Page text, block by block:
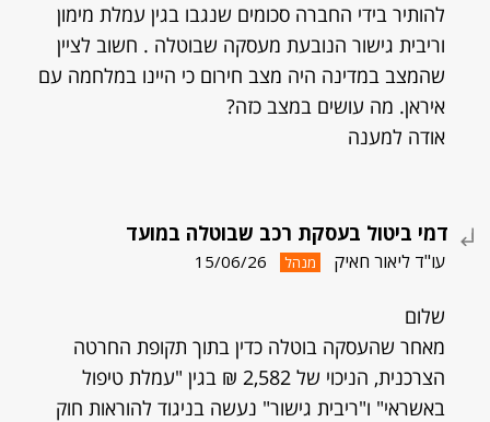
להותיר בידי החברה סכומים שנגבו בגין עמלת מימון
וריבית גישור הנובעת מעסקה שבוטלה . חשוב לציין
שהמצב במדינה היה מצב חירום כי היינו במלחמה עם
איראן. מה עושים במצב כזה?
אודה למענה
דמי ביטול בעסקת רכב שבוטלה במועד
עו"ד ליאור חאיק מנהל 15/06/26
שלום
מאחר שהעסקה בוטלה כדין בתוך תקופת החרטה
הצרכנית, הניכוי של 2,582 ₪ בגין "עמלת טיפול
באשראי" ו"ריבית גישור" נעשה בניגוד להוראות חוק